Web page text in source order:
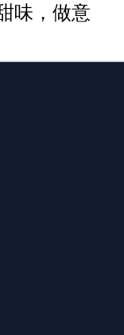
味，做意